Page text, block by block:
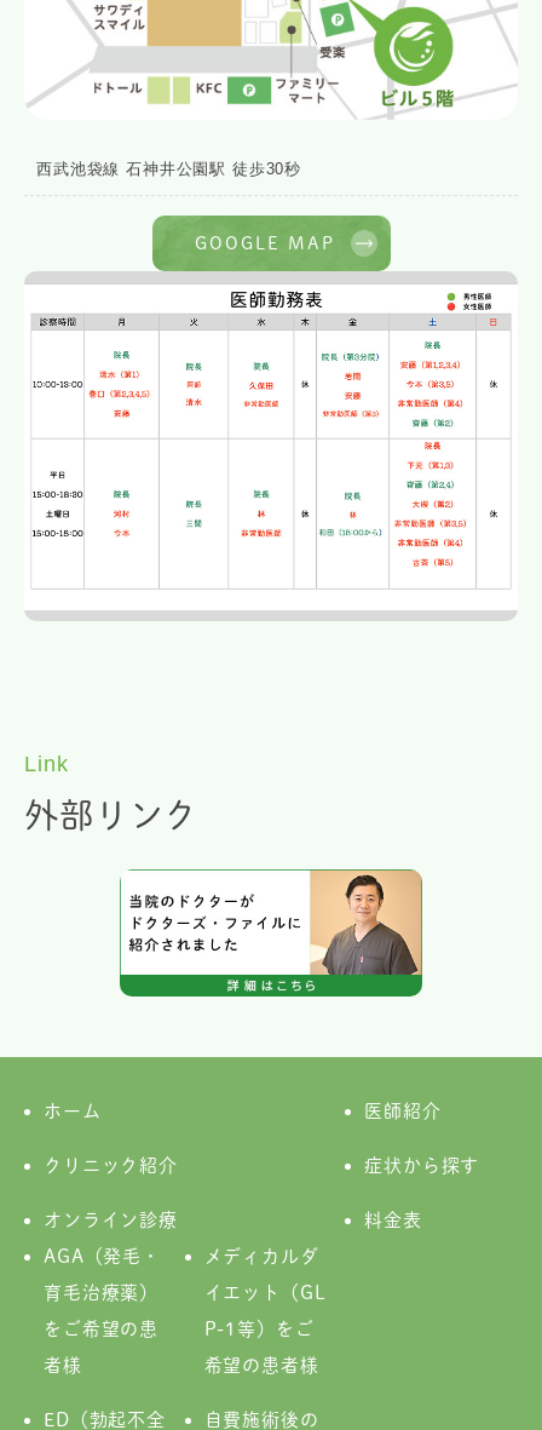
西武池袋線 石神井公園駅 徒歩30秒
GOOGLE MAP
Link
外部リンク
ホーム 医師紹介
クリニック紹介 症状から探す
オンライン診療
AGA（発毛・
育毛治療薬）
をご希望の患
者様
メディカルダ
イエット（GL
P-1等）をご
希望の患者様
ED（勃起不全
自費施術後の
料金表